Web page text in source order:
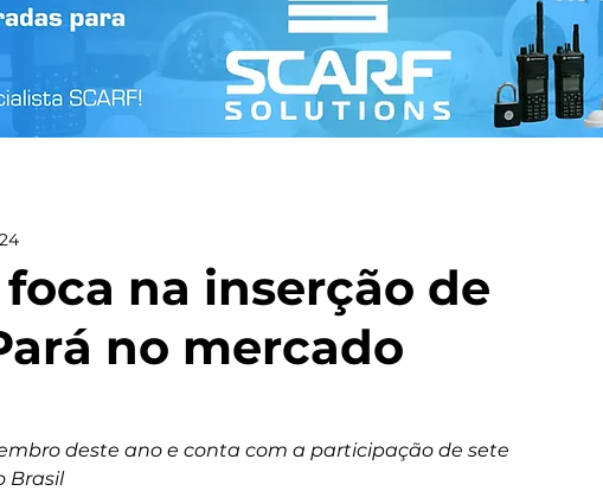
na inserção de
no mercado
deste ano e conta com a participação de sete
Brasil